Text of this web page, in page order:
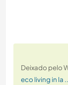
Deixado pelo
eco living in la